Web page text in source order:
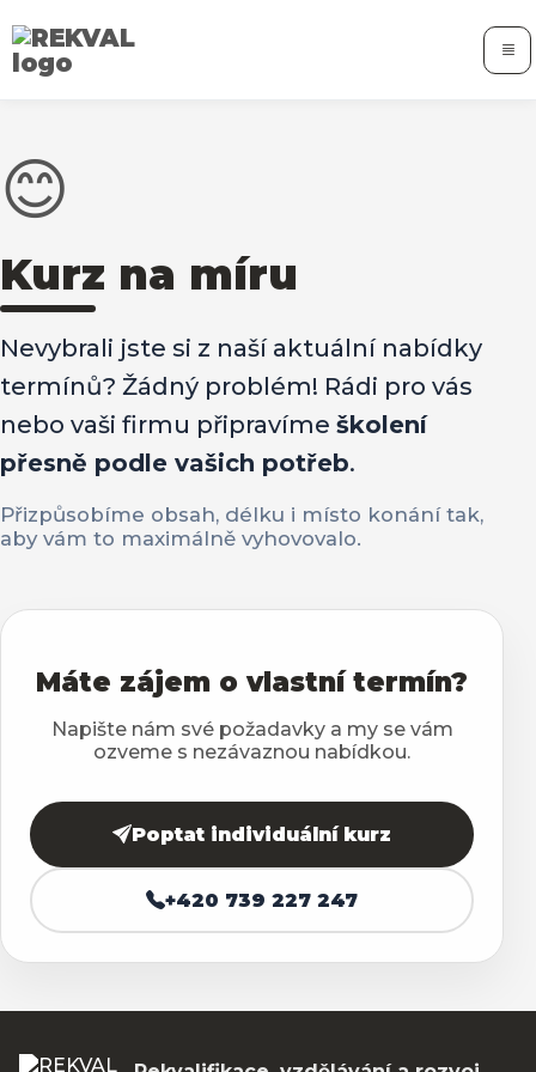
😊
Kurz na míru
Nevybrali jste si z naší aktuální nabídky
termínů? Žádný problém! Rádi pro vás
nebo vaši firmu připravíme školení
přesně podle vašich potřeb.
Přizpůsobíme obsah, délku i místo konání tak,
aby vám to maximálně vyhovovalo.
Máte zájem o vlastní termín?
Napište nám své požadavky a my se vám
ozveme s nezávaznou nabídkou.
Poptat individuální kurz
+420 739 227 247